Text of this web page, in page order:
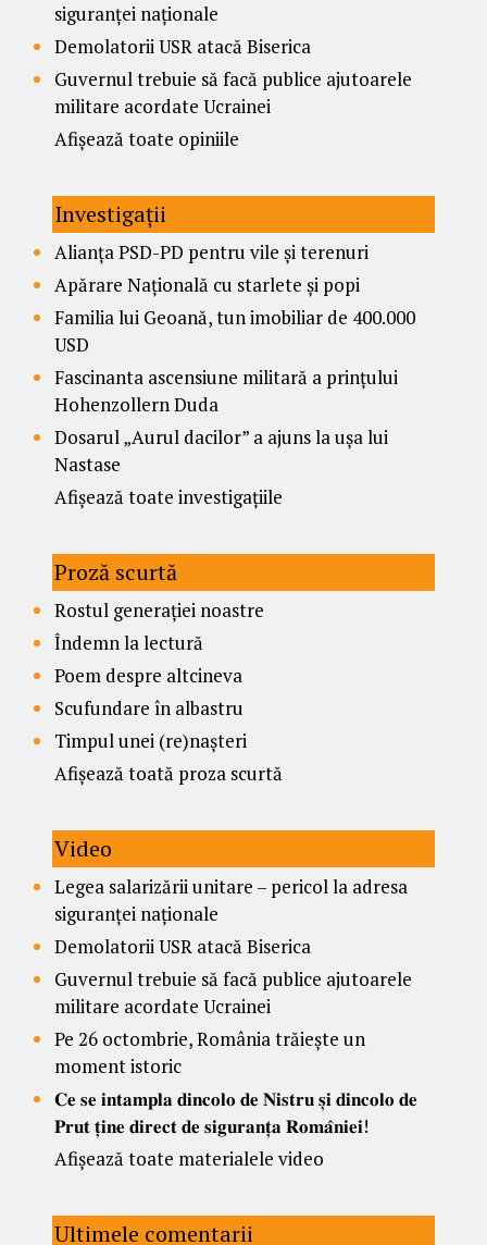
siguranței naționale
Demolatorii USR atacă Biserica
Guvernul trebuie să facă publice ajutoarele
militare acordate Ucrainei
Afișează toate opiniile
Investigații
Alianța PSD-PD pentru vile și terenuri
Apărare Națională cu starlete și popi
Familia lui Geoană, tun imobiliar de 400.000
USD
Fascinanta ascensiune militară a prințului
Hohenzollern Duda
Dosarul „Aurul dacilor” a ajuns la ușa lui
Nastase
Afișează toate investigațiile
Proză scurtă
Rostul generației noastre
Îndemn la lectură
Poem despre altcineva
Scufundare în albastru
Timpul unei (re)nașteri
Afișează toată proza scurtă
Video
Legea salarizării unitare – pericol la adresa
siguranței naționale
Demolatorii USR atacă Biserica
Guvernul trebuie să facă publice ajutoarele
militare acordate Ucrainei
Pe 26 octombrie, România trăiește un
moment istoric
𝐂𝐞 𝐬𝐞 𝐢𝐧𝐭𝐚𝐦𝐩𝐥𝐚 𝐝𝐢𝐧𝐜𝐨𝐥𝐨 𝐝𝐞 𝐍𝐢𝐬𝐭𝐫𝐮 𝐬̦𝐢 𝐝𝐢𝐧𝐜𝐨𝐥𝐨 𝐝𝐞
𝐏𝐫𝐮𝐭 𝐭̦𝐢𝐧𝐞 𝐝𝐢𝐫𝐞𝐜𝐭 𝐝𝐞 𝐬𝐢𝐠𝐮𝐫𝐚𝐧𝐭̦𝐚 𝐑𝐨𝐦𝐚̂𝐧𝐢𝐞𝐢!
Afișează toate materialele video
Ultimele comentarii